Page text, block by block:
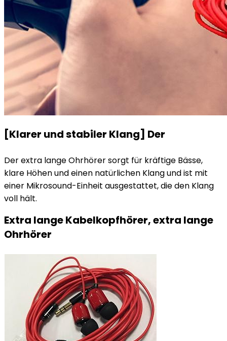
[Klarer und stabiler Klang] Der
Der extra lange Ohrhörer sorgt für kräftige Bässe,
klare Höhen und einen natürlichen Klang und ist mit
einer Mikrosound-Einheit ausgestattet, die den Klang
voll hält.
Extra lange Kabelkopfhörer, extra lange
Ohrhörer